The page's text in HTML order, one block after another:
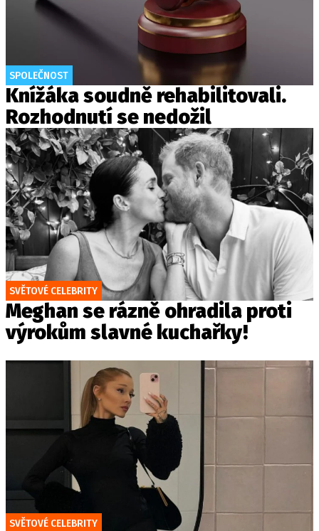
SPOLEČNOST
Knížáka soudně rehabilitovali.
Rozhodnutí se nedožil
SVĚTOVÉ CELEBRITY
Meghan se rázně ohradila proti
výrokům slavné kuchařky!
SVĚTOVÉ CELEBRITY